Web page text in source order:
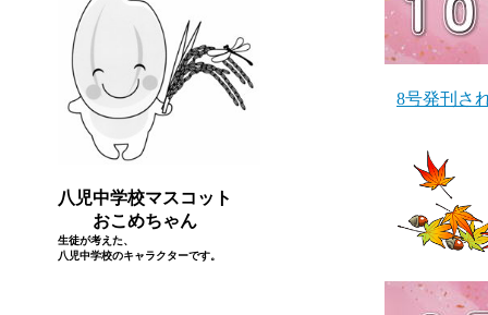
八児中学校マスコット
おこめちゃん
生徒が考えた、
八児中学校のキャラクターです。
8号発刊さ